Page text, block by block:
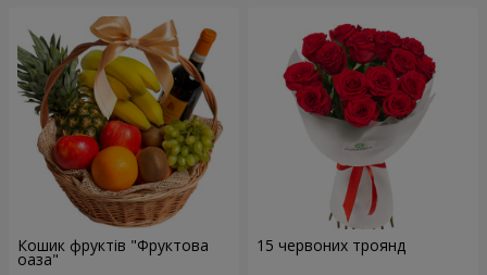
Кошик фруктів "Фруктова
оаза"
15 червоних троянд